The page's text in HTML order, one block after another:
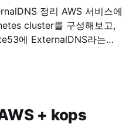
AWS 서비스에
cluster를 구성해보고,
에 ExternalDNS라는
리하는데 목적이 있습니
+ kops